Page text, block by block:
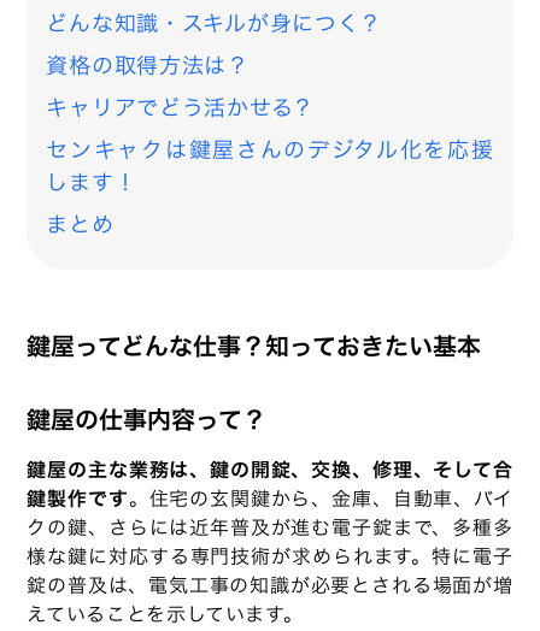
どんな知識・スキルが身につく？
資格の取得方法は？
キャリアでどう活かせる？
センキャクは鍵屋さんのデジタル化を応援
します！
まとめ
鍵屋ってどんな仕事？知っておきたい基本
鍵屋の仕事内容って？
鍵屋の主な業務は、鍵の開錠、交換、修理、そして合
鍵製作です。住宅の玄関鍵から、金庫、自動車、バイ
クの鍵、さらには近年普及が進む電子錠まで、多種多
様な鍵に対応する専門技術が求められます。特に電子
錠の普及は、電気工事の知識が必要とされる場面が増
えていることを示しています。